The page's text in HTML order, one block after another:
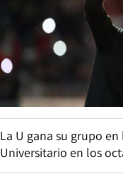
La U gana su grupo
Universitario en los